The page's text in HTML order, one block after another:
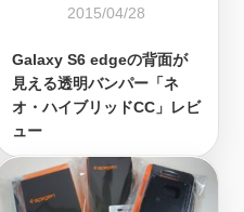
2015/04/28
Galaxy S6 edgeの背面が
見える透明バンパー「ネ
オ・ハイブリッドCC」レビ
ュー